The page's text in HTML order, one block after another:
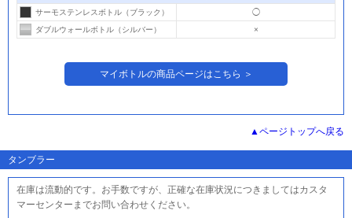
サーモステンレスボトル（ブラック）
◯
ダブルウォールボトル（シルバー）
×
マイボトルの商品ページはこちら ＞
ページトップへ戻る
タンブラー
在庫は流動的です。お手数ですが、正確な在庫状況につきましてはカスタ
マーセンターまでお問い合わせください。